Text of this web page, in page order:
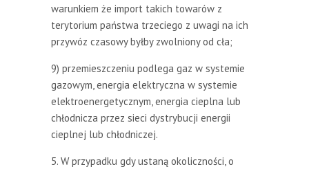
warunkiem że import takich towarów z
terytorium państwa trzeciego z uwagi na ich
przywóz czasowy byłby zwolniony od cła;
9) przemieszczeniu podlega gaz w systemie
gazowym, energia elektryczna w systemie
elektroenergetycznym, energia cieplna lub
chłodnicza przez sieci dystrybucji energii
cieplnej lub chłodniczej.
5. W przypadku gdy ustaną okoliczności, o